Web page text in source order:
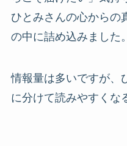
ひとみさんの心からの
の中に詰め込みました。
情報量は多いですが、
に分けて読みやすくな